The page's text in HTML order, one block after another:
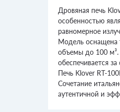
Дровяная печь
особенностью
равномерное
Модель оснащена
объемы до 100 м³.
обеспечивается
Печь Klover RT-
Сочетание
аутентичной и